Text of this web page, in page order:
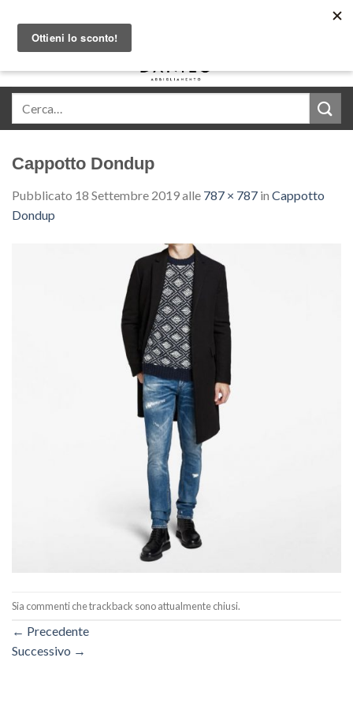
content
Cappotto Dondup
Pubblicato 18 Settembre 2019alle 787 × 787 in Cappotto
Dondup
Sia commenti che trackback sono attualmente chiusi.
← Precedente
Successivo →